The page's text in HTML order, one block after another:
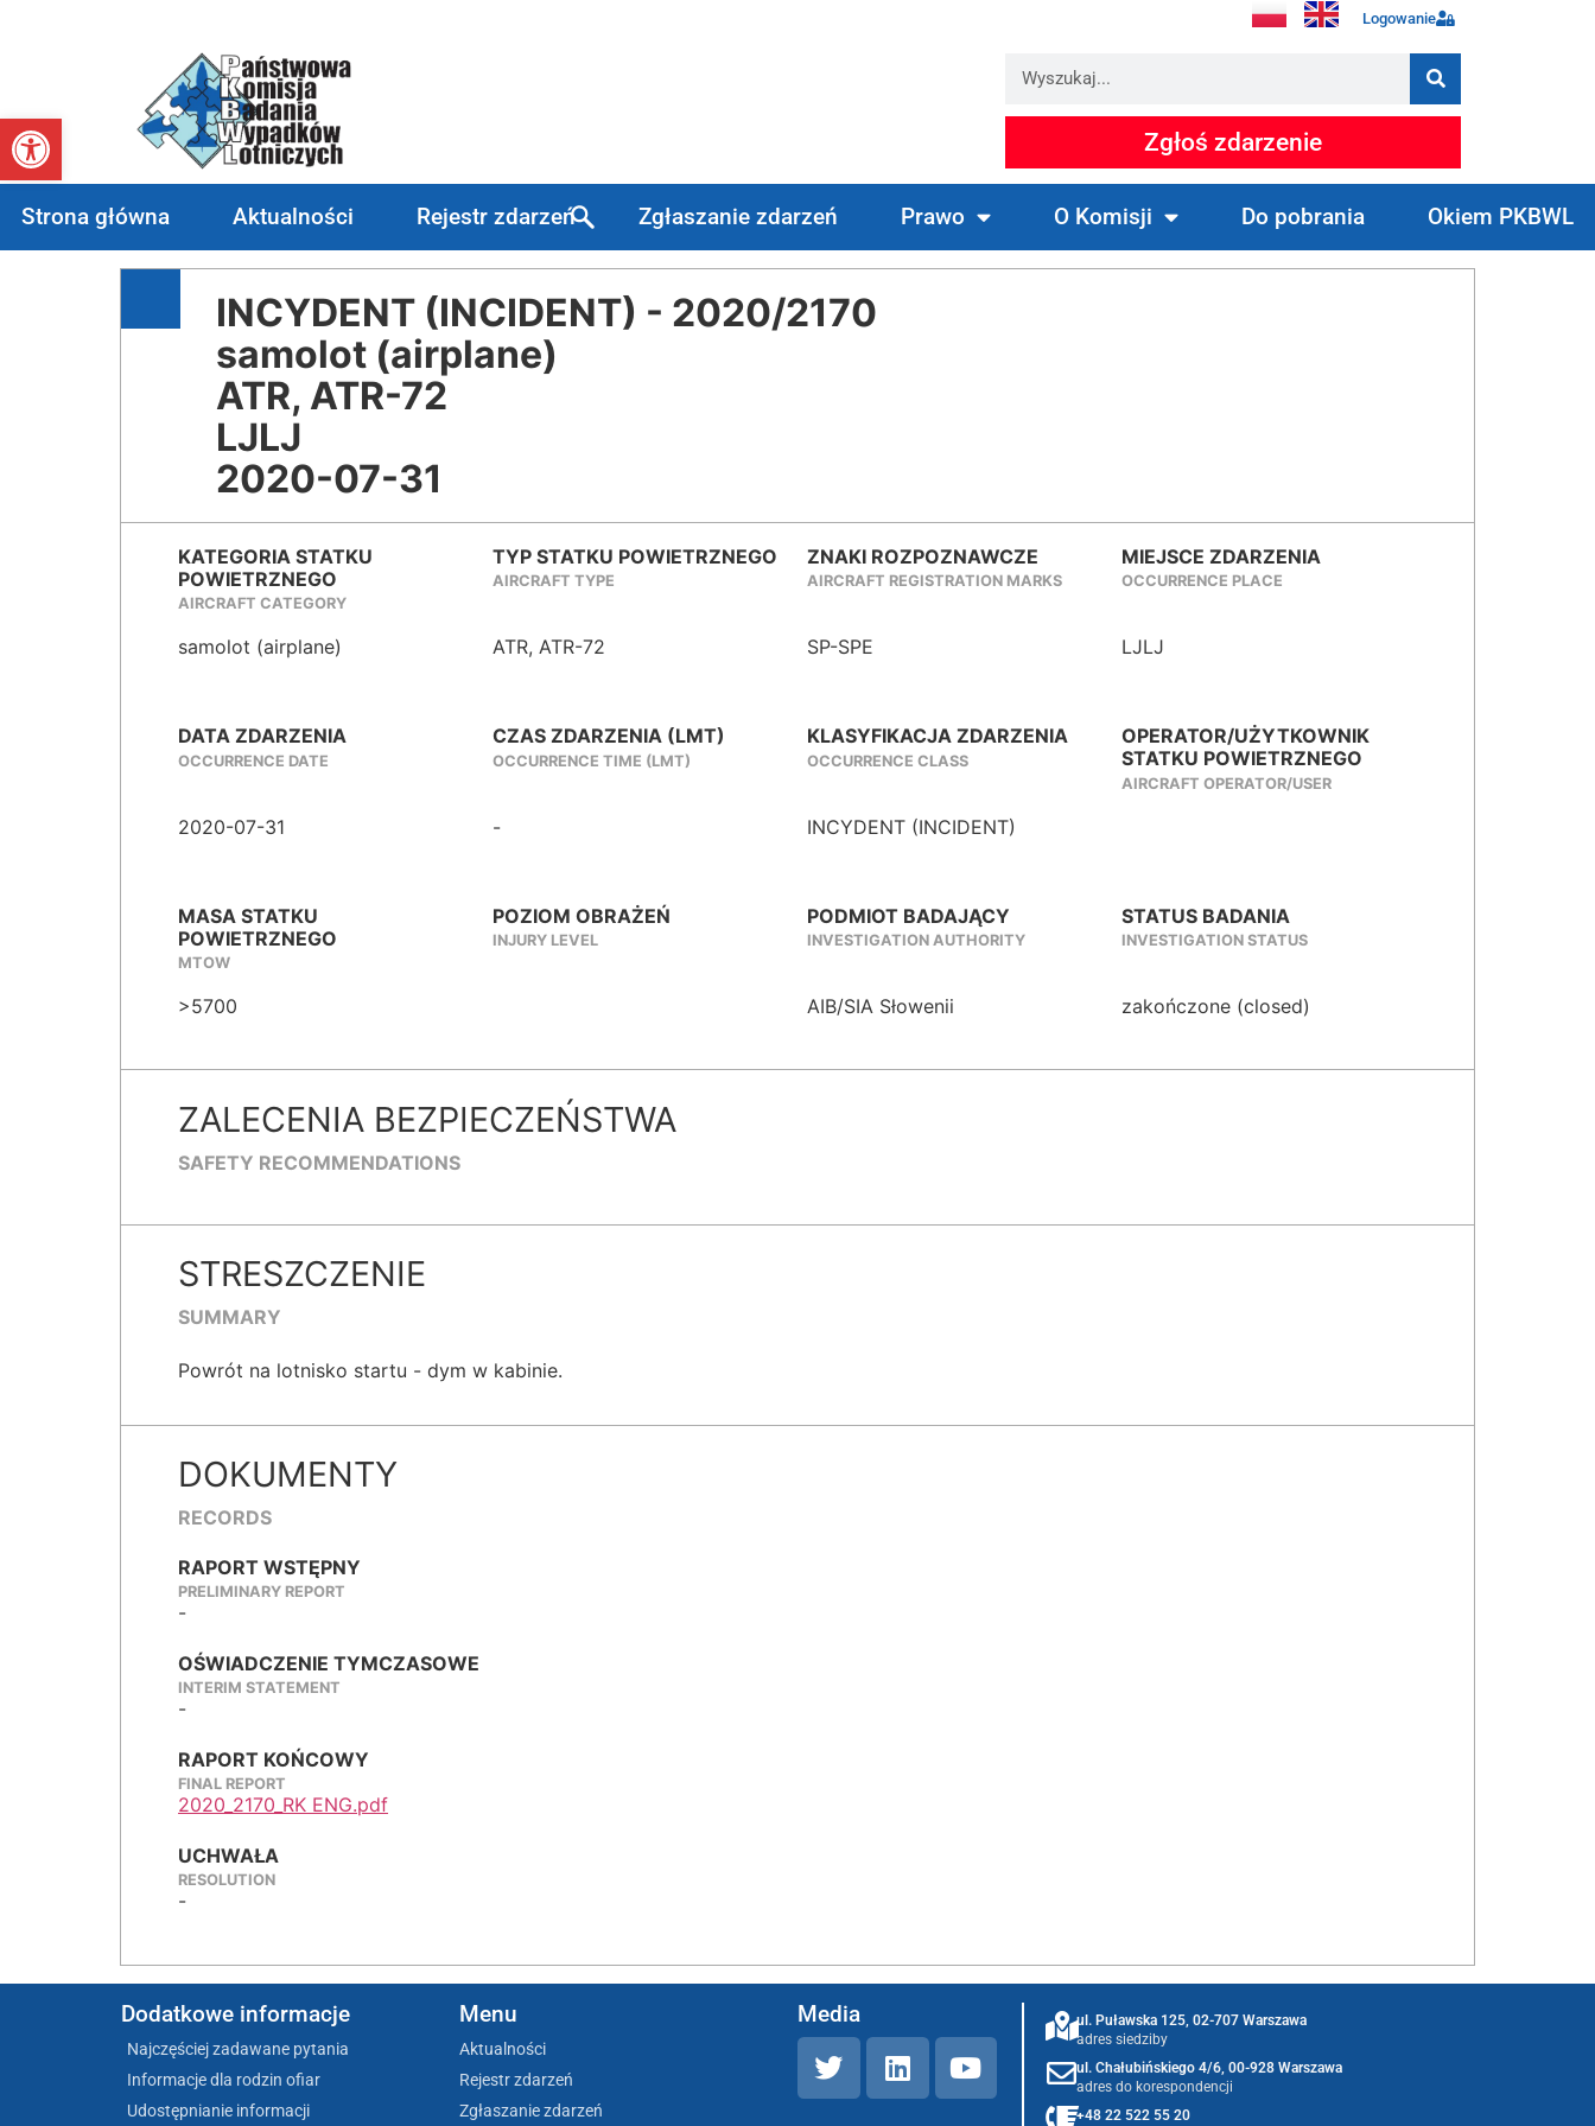
Otwórz pasek narzędzi
Logowanie
Zgłoś zdarzenie
Strona główna Aktualności Rejestr zdarzeń Zgłaszanie zdarzeń Prawo O Komisji Do pobrania Okiem PKBWL
INCYDENT (INCIDENT) - 2020/2170
samolot (airplane)
ATR, ATR-72
LJLJ
2020-07-31
KATEGORIA STATKU
POWIETRZNEGO
AIRCRAFT CATEGORY
samolot (airplane)
TYP STATKU POWIETRZNEGO
AIRCRAFT TYPE
ATR, ATR-72
ZNAKI ROZPOZNAWCZE
AIRCRAFT REGISTRATION MARKS
SP-SPE
MIEJSCE ZDARZENIA
OCCURRENCE PLACE
LJLJ
DATA ZDARZENIA
OCCURRENCE DATE
2020-07-31
CZAS ZDARZENIA (LMT)
OCCURRENCE TIME (LMT)
-
KLASYFIKACJA ZDARZENIA
OCCURRENCE CLASS
INCYDENT (INCIDENT)
OPERATOR/UŻYTKOWNIK
STATKU POWIETRZNEGO
AIRCRAFT OPERATOR/USER
MASA STATKU
POWIETRZNEGO
MTOW
>5700
POZIOM OBRAŻEŃ
INJURY LEVEL
PODMIOT BADAJĄCY
INVESTIGATION AUTHORITY
AIB/SIA Słowenii
STATUS BADANIA
INVESTIGATION STATUS
zakończone (closed)
ZALECENIA BEZPIECZEŃSTWA
SAFETY RECOMMENDATIONS
STRESZCZENIE
SUMMARY
Powrót na lotnisko startu - dym w kabinie.
DOKUMENTY
RECORDS
RAPORT WSTĘPNY
PRELIMINARY REPORT
-
OŚWIADCZENIE TYMCZASOWE
INTERIM STATEMENT
-
RAPORT KOŃCOWY
FINAL REPORT
2020_2170_RK ENG.pdf
UCHWAŁA
RESOLUTION
-
Dodatkowe informacje
Najczęściej zadawane pytania
Informacje dla rodzin ofiar
Udostępnianie informacji
Menu
Aktualności
Rejestr zdarzeń
Zgłaszanie zdarzeń
Media
ul. Puławska 125, 02-707 Warszawa
adres siedziby
ul. Chałubińskiego 4/6, 00-928 Warszawa
adres do korespondencji
+48 22 522 55 20